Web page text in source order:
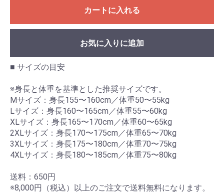
カートに入れる
お気に入りに追加
■ サイズの目安
※身長と体重を基準とした推奨サイズです。
Mサイズ：身長155〜160cm／体重50〜55kg
Lサイズ：身長160〜165cm／体重55〜60kg
XLサイズ：身長165〜170cm／体重60〜65kg
2XLサイズ：身長170〜175cm／体重65〜70kg
3XLサイズ：身長175〜180cm／体重70〜75kg
4XLサイズ：身長180〜185cm／体重75〜80kg
送料：650円
※8,000円（税込）以上のご注文で送料無料になります。